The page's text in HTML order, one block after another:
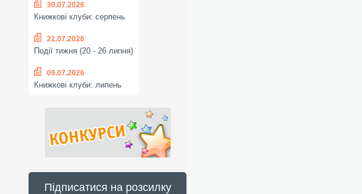
30.07.2026
Книжкові клуби: серпень
21.07.2026
Події тижня (20 - 26 липня)
09.07.2026
Книжкові клуби: липень
Підписатися на розсилку